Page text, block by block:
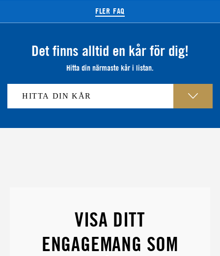
FLER FAQ
Det finns alltid en kår för dig!
Hitta din närmaste kår i listan.
VISA DITT
ENGAGEMANG SOM